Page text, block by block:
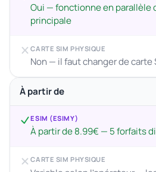
Oui — fonctionne en parallèle
principale
CARTE SIM PHYSIQUE
Non — il faut changer de carte
À partir de
ESIM (ESIMY)
À partir de 8.99€ — 5 forfaits
CARTE SIM PHYSIQUE